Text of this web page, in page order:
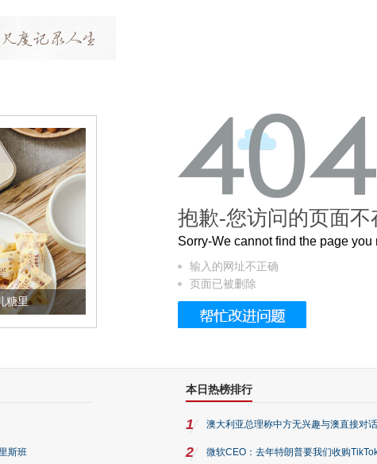
糖里 被列入佛家七宝的它到底有多美？
抱歉-您访问的页面不
Sorry-We cannot find the page you
输入的网址不正确
页面已被删除
斯班
本日热榜排行
1 澳大利亚总理称中方无兴趣与澳直接对
2 微软CEO：去年特朗普要我们收购